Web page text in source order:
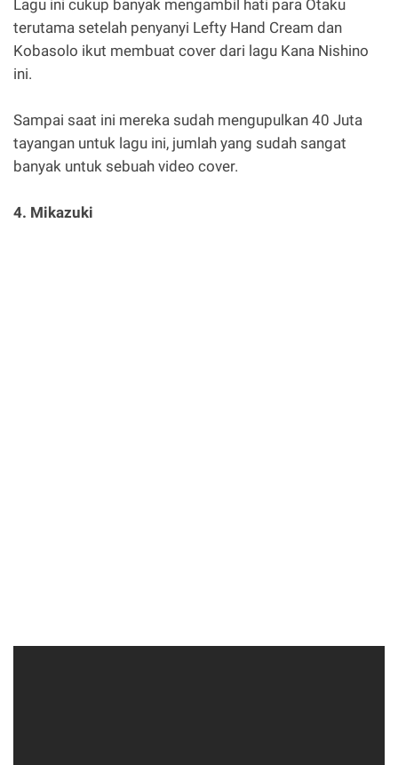
Lagu ini cukup banyak mengambil hati para Otaku
terutama setelah penyanyi Lefty Hand Cream dan
Kobasolo ikut membuat cover dari lagu Kana Nishino
ini.
Sampai saat ini mereka sudah mengupulkan 40 Juta
tayangan untuk lagu ini, jumlah yang sudah sangat
banyak untuk sebuah video cover.
4. Mikazuki